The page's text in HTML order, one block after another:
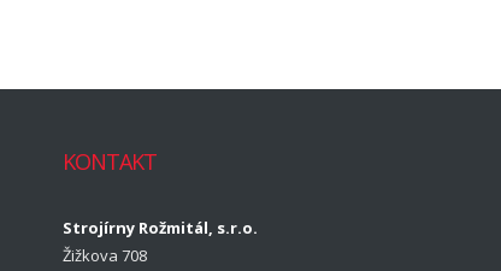
KONTAKT
Strojírny Rožmitál, s.r.o.
Žižkova 708